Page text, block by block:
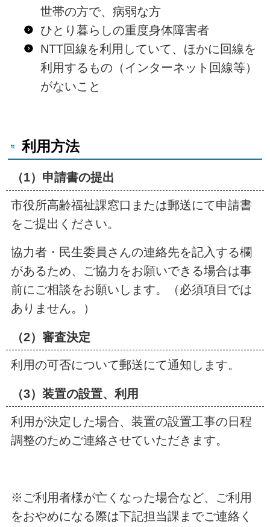
世帯の方で、病弱な方
ひとり暮らしの重度身体障害者
NTT回線を利用していて、ほかに回線を
利用するもの（インターネット回線等）
がないこと
利用方法
（1）申請書の提出
市役所高齢福祉課窓口または郵送にて申請書
をご提出ください。
協力者・民生委員さんの連絡先を記入する欄
があるため、ご協力をお願いできる場合は事
前にご相談をお願いします。（必須項目では
ありません。）
（2）審査決定
利用の可否について郵送にて通知します。
（3）装置の設置、利用
利用が決定した場合、装置の設置工事の日程
調整のためご連絡させていただきます。
※ご利用者様が亡くなった場合など、ご利用
をおやめになる際は下記担当課までご連絡く